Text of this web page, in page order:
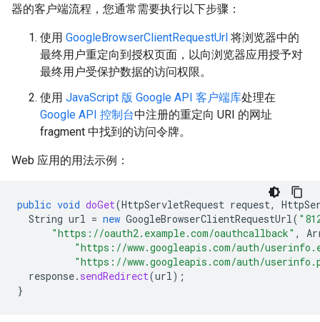
器的客户端流程，您通常需要执行以下步骤：
使用 GoogleBrowserClientRequestUrl 将浏览器中的
最终用户重定向到授权页面，以向浏览器应用授予对
最终用户受保护数据的访问权限。
使用 JavaScript 版 Google API 客户端库处理在
Google API 控制台中注册的重定向 URI 的网址
fragment 中找到的访问令牌。
Web 应用的用法示例：
public void doGet(HttpServletRequest request,
String url = new GoogleBrowserClientRequestUrl(
"https://oauth2.example.com/oauthcallback" ,
"https://www.googleapis.com/auth/
"https://www.googleapis.com/auth/
response. sendRedirect(url);
}